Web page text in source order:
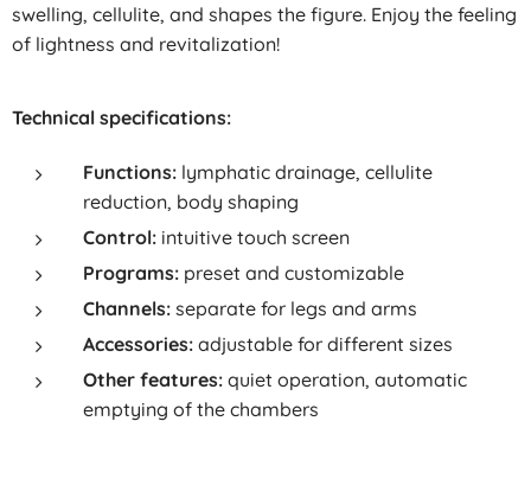
swelling, cellulite, and shapes the figure. Enjoy the feeling
of lightness and revitalization!
Technical specifications:
Functions: lymphatic drainage, cellulite
reduction, body shaping
Control: intuitive touch screen
Programs: preset and customizable
Channels: separate for legs and arms
Accessories: adjustable for different sizes
Other features: quiet operation, automatic
emptying of the chambers